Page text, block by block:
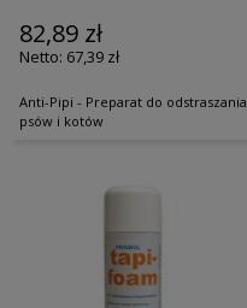
82,89 zł
67,39 zł
Anti-Pipi - Preparat do odstraszania
psów i kotów